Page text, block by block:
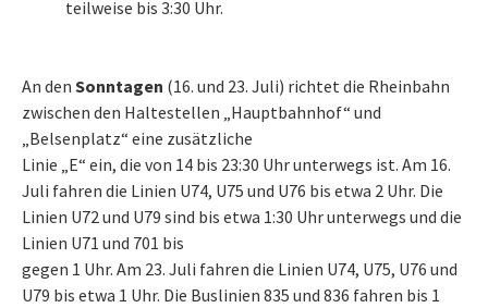
teilweise bis 3:30 Uhr.
An den Sonntagen (16. und 23. Juli) richtet die Rheinbahn
zwischen den Haltestellen „Hauptbahnhof“ und
„Belsenplatz“ eine zusätzliche
Linie „E“ ein, die von 14 bis 23:30 Uhr unterwegs ist. Am 16.
Juli fahren die Linien U74, U75 und U76 bis etwa 2 Uhr. Die
Linien U72 und U79 sind bis etwa 1:30 Uhr unterwegs und die
Linien U71 und 701 bis
gegen 1 Uhr. Am 23. Juli fahren die Linien U74, U75, U76 und
U79 bis etwa 1 Uhr. Die Buslinien 835 und 836 fahren bis 1